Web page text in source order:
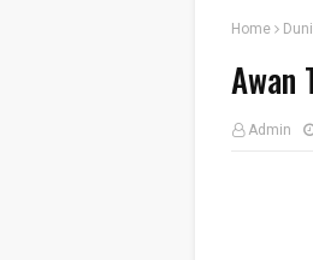
Home
Awan
Admin